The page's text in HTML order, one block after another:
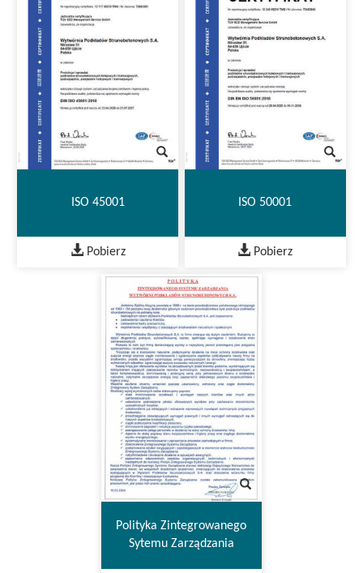
ISO 45001
Pobierz
ISO 50001
Pobierz
Polityka Zintegrowanego
Sytemu Zarządzania